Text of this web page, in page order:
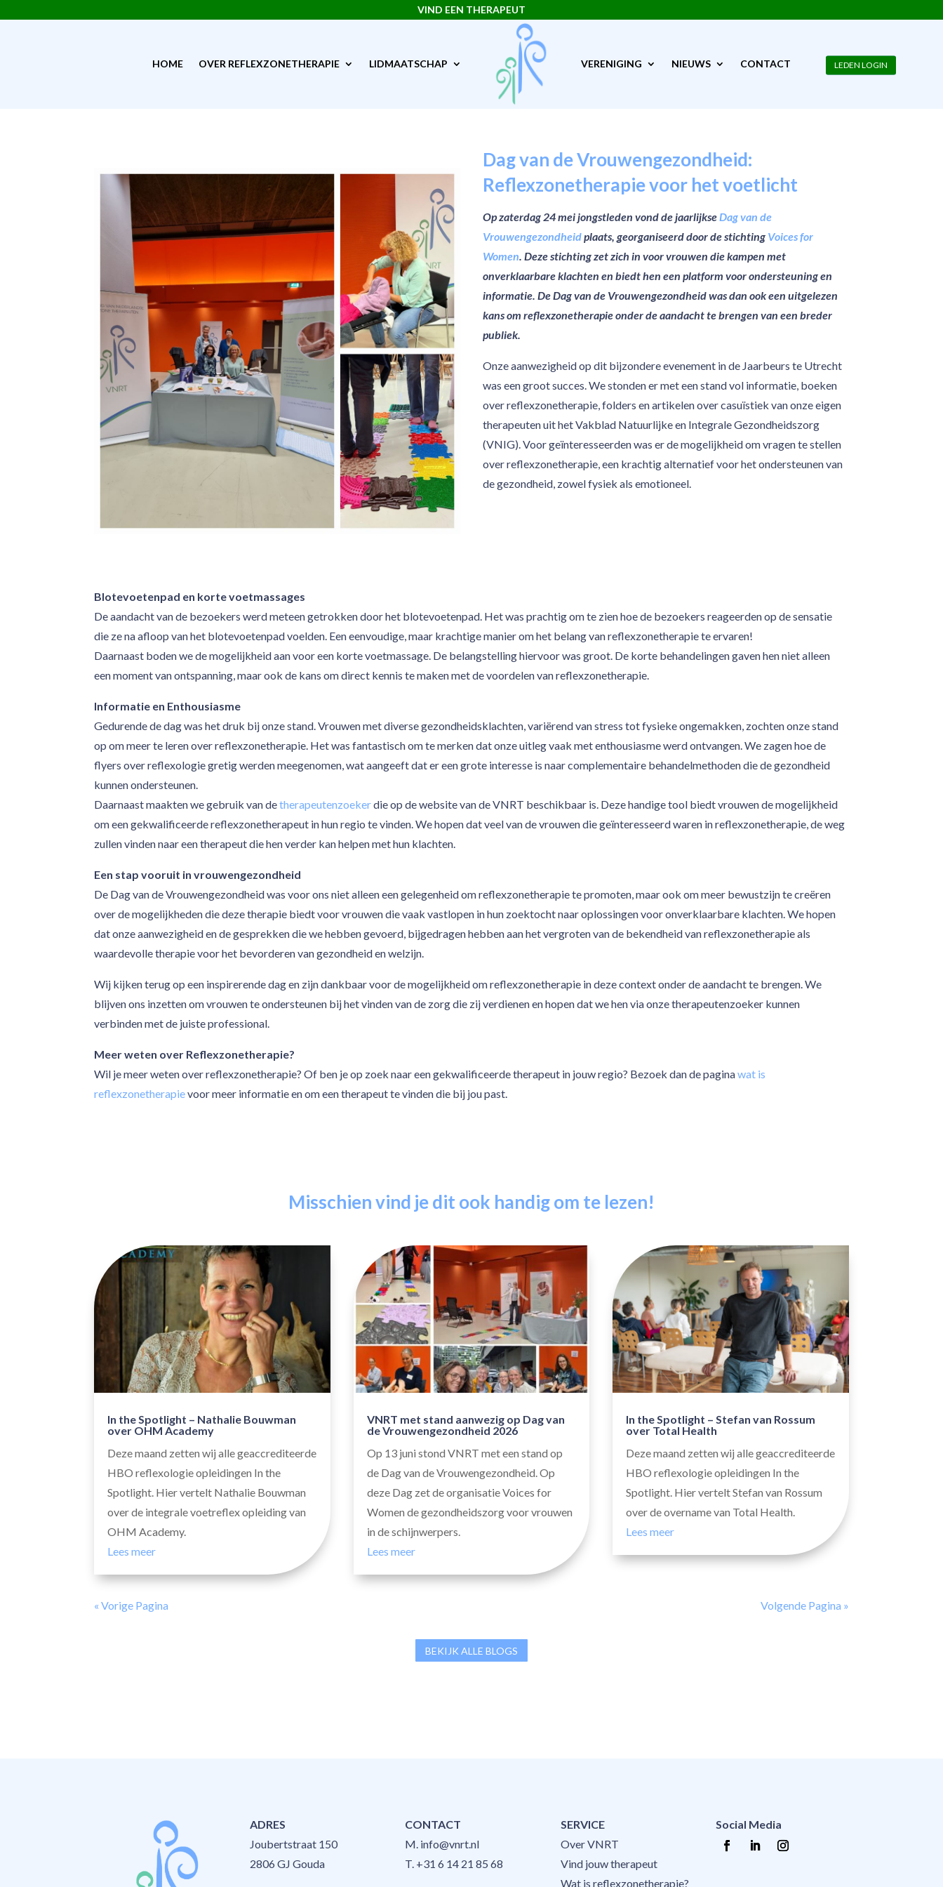
VIND EEN THERAPEUT
HOME OVER REFLEXZONETHERAPIE LIDMAATSCHAP VERENIGING NIEUWS CONTACT LEDEN LOGIN
LEDEN LOGIN
Dag van de Vrouwengezondheid:
Reflexzonetherapie voor het voetlicht
Op zaterdag 24 mei jongstleden vond de jaarlijkse Dag van de
Vrouwengezondheidplaats, georganiseerd door de stichting Voices for
Women . Deze stichting zet zich in voor vrouwen die kampen met
onverklaarbare klachten en biedt hen een platform voor ondersteuning en
informatie. De Dag van de Vrouwengezondheid was dan ook een uitgelezen
kans om reflexzonetherapie onder de aandacht te brengen van een breder
publiek.
Onze aanwezigheid op dit bijzondere evenement in de Jaarbeurs te Utrecht
was een groot succes. We stonden er met een stand vol informatie, boeken
over reflexzonetherapie, folders en artikelen over casuïstiek van onze eigen
therapeuten uit het Vakblad Natuurlijke en Integrale Gezondheidszorg
(VNIG). Voor geïnteresseerden was er de mogelijkheid om vragen te stellen
over reflexzonetherapie, een krachtig alternatief voor het ondersteunen van
de gezondheid, zowel fysiek als emotioneel.
Blotevoetenpad en korte voetmassages
De aandacht van de bezoekers werd meteen getrokken door het blotevoetenpad. Het was prachtig om te zien hoe de bezoekers reageerden op de sensatie
die ze na afloop van het blotevoetenpad voelden. Een eenvoudige, maar krachtige manier om het belang van reflexzonetherapie te ervaren!
Daarnaast boden we de mogelijkheid aan voor een korte voetmassage. De belangstelling hiervoor was groot. De korte behandelingen gaven hen niet alleen
een moment van ontspanning, maar ook de kans om direct kennis te maken met de voordelen van reflexzonetherapie.
Informatie en Enthousiasme
Gedurende de dag was het druk bij onze stand. Vrouwen met diverse gezondheidsklachten, variërend van stress tot fysieke ongemakken, zochten onze stand
op om meer te leren over reflexzonetherapie. Het was fantastisch om te merken dat onze uitleg vaak met enthousiasme werd ontvangen. We zagen hoe de
flyers over reflexologie gretig werden meegenomen, wat aangeeft dat er een grote interesse is naar complementaire behandelmethoden die de gezondheid
kunnen ondersteunen.
Daarnaast maakten we gebruik van detherapeutenzoekerdie op de website van de VNRT beschikbaar is. Deze handige tool biedt vrouwen de mogelijkheid
om een gekwalificeerde reflexzonetherapeut in hun regio te vinden. We hopen dat veel van de vrouwen die geïnteresseerd waren in reflexzonetherapie, de weg
zullen vinden naar een therapeut die hen verder kan helpen met hun klachten.
Een stap vooruit in vrouwengezondheid
De Dag van de Vrouwengezondheid was voor ons niet alleen een gelegenheid om reflexzonetherapie te promoten, maar ook om meer bewustzijn te creëren
over de mogelijkheden die deze therapie biedt voor vrouwen die vaak vastlopen in hun zoektocht naar oplossingen voor onverklaarbare klachten. We hopen
dat onze aanwezigheid en de gesprekken die we hebben gevoerd, bijgedragen hebben aan het vergroten van de bekendheid van reflexzonetherapie als
waardevolle therapie voor het bevorderen van gezondheid en welzijn.
Wij kijken terug op een inspirerende dag en zijn dankbaar voor de mogelijkheid om reflexzonetherapie in deze context onder de aandacht te brengen. We
blijven ons inzetten om vrouwen te ondersteunen bij het vinden van de zorg die zij verdienen en hopen dat we hen via onze therapeutenzoeker kunnen
verbinden met de juiste professional.
Meer weten over Reflexzonetherapie?
Wil je meer weten over reflexzonetherapie? Of ben je op zoek naar een gekwalificeerde therapeut in jouw regio? Bezoek dan de paginawat is
reflexzonetherapievoor meer informatie en om een therapeut te vinden die bij jou past.
Misschien vind je dit ook handig om te lezen!
In the Spotlight – Nathalie Bouwman
over OHM Academy
Deze maand zetten wij alle geaccrediteerde
HBO reflexologie opleidingen In the
Spotlight. Hier vertelt Nathalie Bouwman
over de integrale voetreflex opleiding van
OHM Academy.
Lees meer
VNRT met stand aanwezig op Dag van
de Vrouwengezondheid 2026
Op 13 juni stond VNRT met een stand op
de Dag van de Vrouwengezondheid. Op
deze Dag zet de organisatie Voices for
Women de gezondheidszorg voor vrouwen
in de schijnwerpers.
Lees meer
In the Spotlight – Stefan van Rossum
over Total Health
Deze maand zetten wij alle geaccrediteerde
HBO reflexologie opleidingen In the
Spotlight. Hier vertelt Stefan van Rossum
over de overname van Total Health.
Lees meer
« Vorige Pagina Volgende Pagina »
BEKIJK ALLE BLOGS
ADRES
Joubertstraat 150
2806 GJ Gouda
CONTACT
M. info@vnrt.nl
T. +31 6 14 21 85 68
SERVICE
Over VNRT
Vind jouw therapeut
Wat is reflexzonetherapie?
Social Media